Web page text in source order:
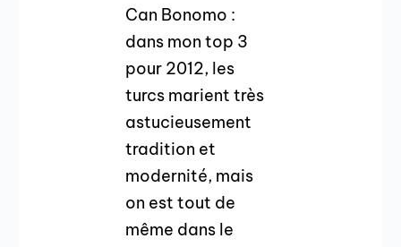
Can Bonomo :
dans mon top 3
pour 2012, les
turcs marient très
astucieusement
tradition et
modernité, mais
on est tout de
même dans le